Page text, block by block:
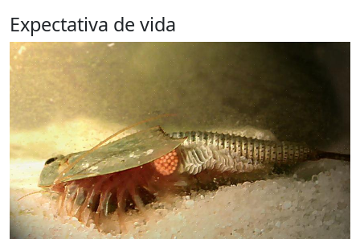
Expectativa de vida